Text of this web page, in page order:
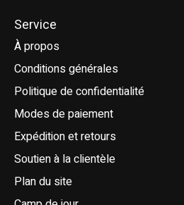
Service
À propos
Conditions générales
Politique de confidentialité
Modes de paiement
Expédition et retours
Soutien à la clientèle
Plan du site